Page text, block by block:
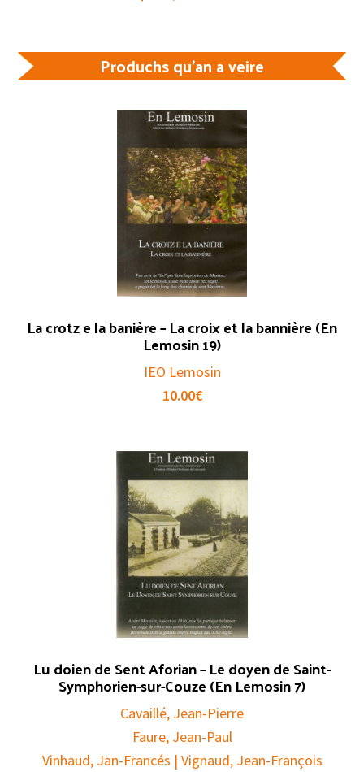
Produchs qu'an a veire
La crotz e la banière – La croix et la bannière (En
Lemosin 19)
IEO Lemosin
10.00€
Lu doien de Sent Aforian – Le doyen de Saint-
Symphorien-sur-Couze (En Lemosin 7)
Cavaillé, Jean-Pierre
Faure, Jean-Paul
Vinhaud, Jan-Francés | Vignaud, Jean-François